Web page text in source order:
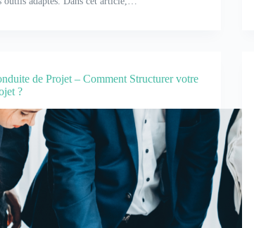
de Projet – Comment Structurer votre
?